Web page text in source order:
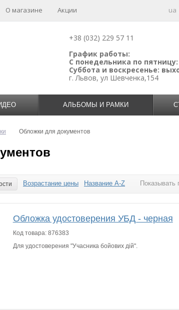
О магазине Акции ua
+38 (032) 229 57 11
График работы:
С понедельника по пятницу:
Суббота и воскресенье:
г. Львов, ул Шевченка,154
АЛЬБОМЫ И РАМКИ
Обложки для документов
Возрастание цены Название A-Z Показывать
Обложка удостоверения УБД - черная
Код товара: 876383
Для удостоверения "Учасника бойових дій".